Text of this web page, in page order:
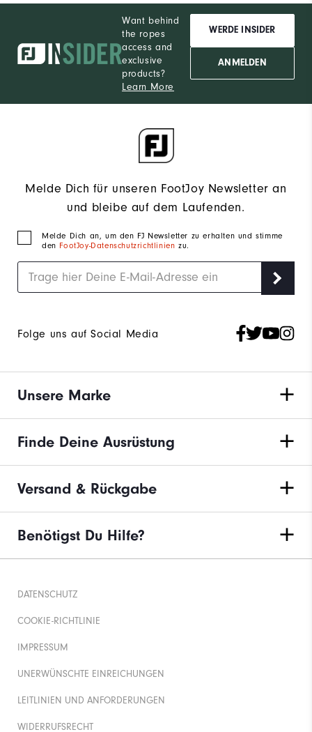
Want behind
the ropes
access and
exclusive
products?
Learn More
WERDE INSIDER
ANMELDEN
Melde Dich für unseren FootJoy Newsletter an
und bleibe auf dem Laufenden.
Melde Dich an, um den FJ Newsletter zu erhalten und stimme
den FootJoy-Datenschutzrichtlinienzu.
Folge uns auf Social Media
Unsere Marke
Finde Deine Ausrüstung
Versand & Rückgabe
Benötigst Du Hilfe?
DATENSCHUTZ
COOKIE-RICHTLINIE
IMPRESSUM
UNERWÜNSCHTE EINREICHUNGEN
LEITLINIEN UND ANFORDERUNGEN
WIDERRUFSRECHT